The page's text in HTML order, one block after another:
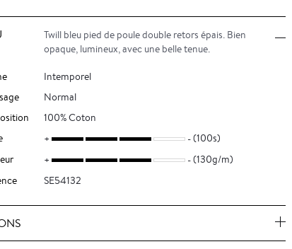
Twill bleu pied de poule double retors épais. Bien
opaque, lumineux, avec une belle tenue.
Intemporel
Normal
100% Coton
(100s)
(130g/m)
SE54132